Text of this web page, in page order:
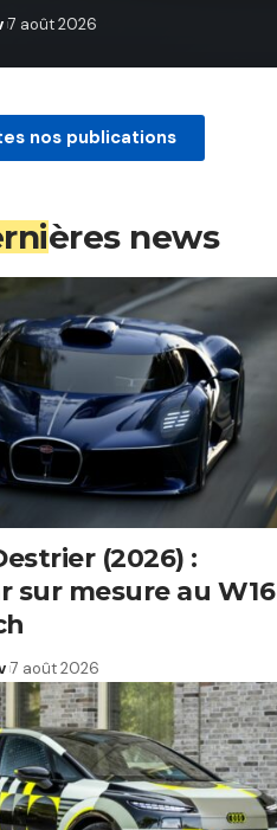
7 août 2026
nos publications
news
(2026) :
sur mesure au W16
7 août 2026